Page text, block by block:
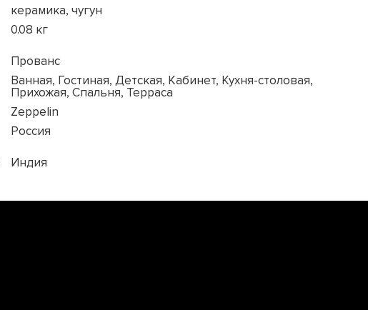
керамика, чугун
0.08 кг
Прованс
Ванная, Гостиная, Детская, Кабинет, Кухня-столовая,
Прихожая, Спальня, Терраса
Zeppelin
Россия
Индия